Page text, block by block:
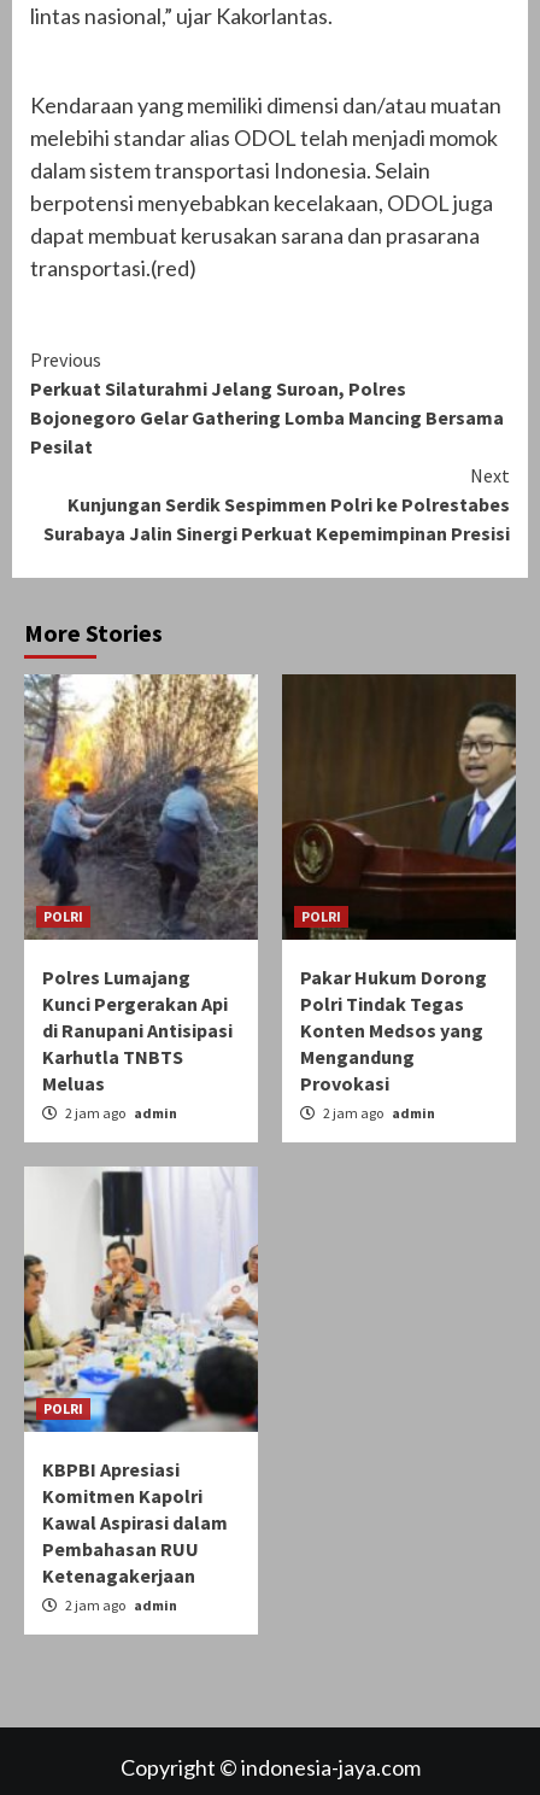
lintas nasional,” ujar Kakorlantas.
Kendaraan yang memiliki dimensi dan/atau muatan
melebihi standar alias ODOL telah menjadi momok
dalam sistem transportasi Indonesia. Selain
berpotensi menyebabkan kecelakaan, ODOL juga
dapat membuat kerusakan sarana dan prasarana
transportasi.(red)
Continue
Reading
Previous
Perkuat Silaturahmi Jelang Suroan, Polres
Bojonegoro Gelar Gathering Lomba Mancing Bersama
Pesilat
Next
Kunjungan Serdik Sespimmen Polri ke Polrestabes
Surabaya Jalin Sinergi Perkuat Kepemimpinan Presisi
More Stories
POLRI
Polres Lumajang
Kunci Pergerakan Api
di Ranupani Antisipasi
Karhutla TNBTS
Meluas
2 jam ago admin
POLRI
Pakar Hukum Dorong
Polri Tindak Tegas
Konten Medsos yang
Mengandung
Provokasi
2 jam ago admin
POLRI
KBPBI Apresiasi
Komitmen Kapolri
Kawal Aspirasi dalam
Pembahasan RUU
Ketenagakerjaan
2 jam ago admin
Copyright © indonesia-jaya.com